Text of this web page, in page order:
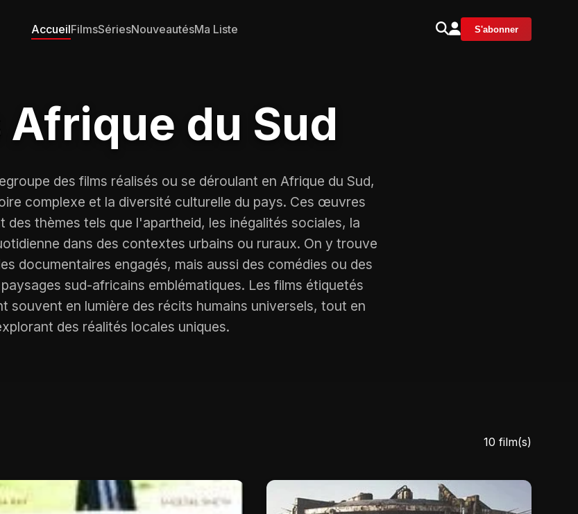
AccueilFilmsSériesNouveautésMa Liste S'abonner
Afrique du Sud
des films réalisés ou se déroulant en Afrique du Sud,
complexe et la diversité culturelle du pays. Ces œuvres
des thèmes tels que l'apartheid, les inégalités sociales, la
dans des contextes urbains ou ruraux. On y trouve
documentaires engagés, mais aussi des comédies ou des
sud-africains emblématiques. Les films étiquetés
souvent en lumière des récits humains universels, tout en
des réalités locales uniques.
10 film(s)